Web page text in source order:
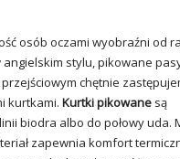
osób oczami wyobraźni od
stylu, pikowane
chętnie
kurtkami. Kurtki pikowane są
biodra albo do połowy uda.
zapewnia komfort